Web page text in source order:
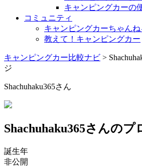
キャンピングカーの
コミュニティ
キャンピングカーちゃんね
教えて！キャンピングカー
キャンピングカー比較ナビ >
ジ
Shachuhaku365さん
Shachuhaku365さんのプ
誕生年
非公開